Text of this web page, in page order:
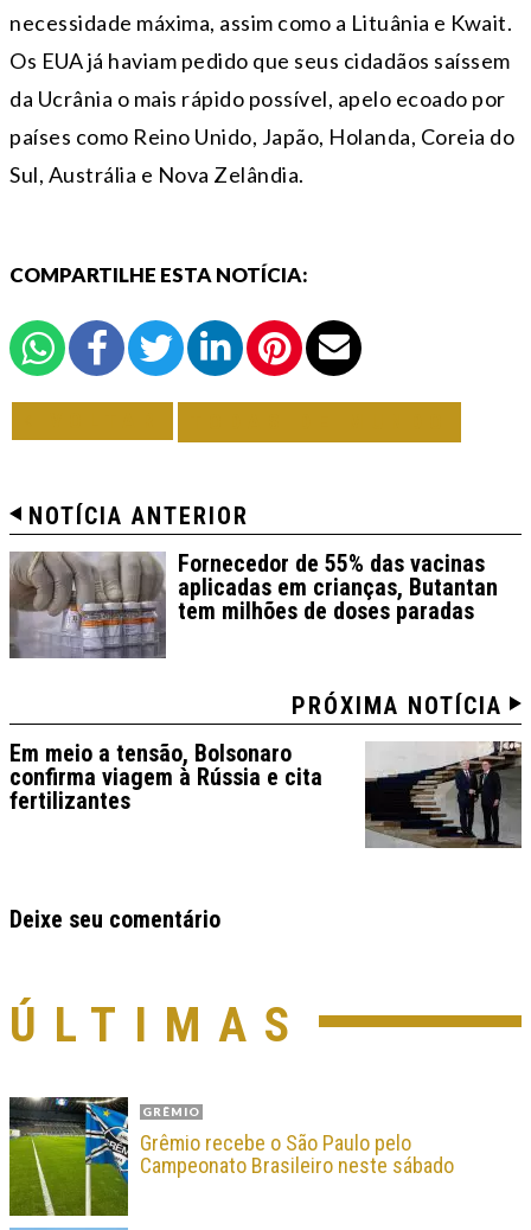
necessidade máxima, assim como a Lituânia e Kwait.
Os EUA já haviam pedido que seus cidadãos saíssem
da Ucrânia o mais rápido possível, apelo ecoado por
países como Reino Unido, Japão, Holanda, Coreia do
Sul, Austrália e Nova Zelândia.
COMPARTILHE ESTA NOTÍCIA:
NOTÍCIA ANTERIOR
Fornecedor de 55% das vacinas
aplicadas em crianças, Butantan
tem milhões de doses paradas
PRÓXIMA NOTÍCIA
Em meio a tensão, Bolsonaro
confirma viagem à Rússia e cita
fertilizantes
Deixe seu comentário
ÚLTIMAS
GRÊMIO
Grêmio recebe o São Paulo pelo
Campeonato Brasileiro neste sábado